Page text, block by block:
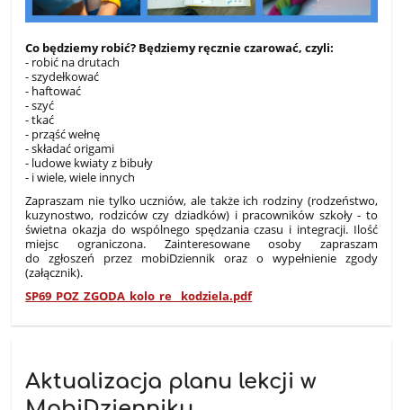
Co będziemy robić? Będziemy ręcznie czarować, czyli:
- robić na drutach
- szydełkować
- haftować
- szyć
- tkać
- prząść wełnę
- składać origami
- ludowe kwiaty z bibuły
- i wiele, wiele innych
Zapraszam nie tylko uczniów, ale także ich rodziny (rodzeństwo,
kuzynostwo, rodziców czy dziadków) i pracowników szkoły - to
świetna okazja do wspólnego spędzania czasu i integracji. Ilość
miejsc ograniczona. Zainteresowane osoby zapraszam
do zgłoszeń przez mobiDziennik oraz o wypełnienie zgody
(załącznik).
SP69_POZ_ZGODA_kolo_re__kodziela.pdf
Aktualizacja planu lekcji w